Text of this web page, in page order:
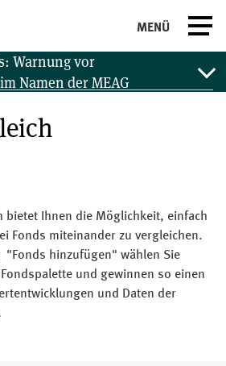
MENÜ
Warnung vor
Namen der MEAG
Fällen erhalten, in denen die
in sozialen Medien für
Sie, dass die MEAG keine
und auch sonst keine
in denen Anlagetipps o.ä.
oder E-Mails erhalten,
bietet Ihnen die Möglichkeit, einfach
Fonds miteinander zu vergleichen.
"Fonds hinzufügen" wählen Sie
und gewinnen so einen
und Daten der